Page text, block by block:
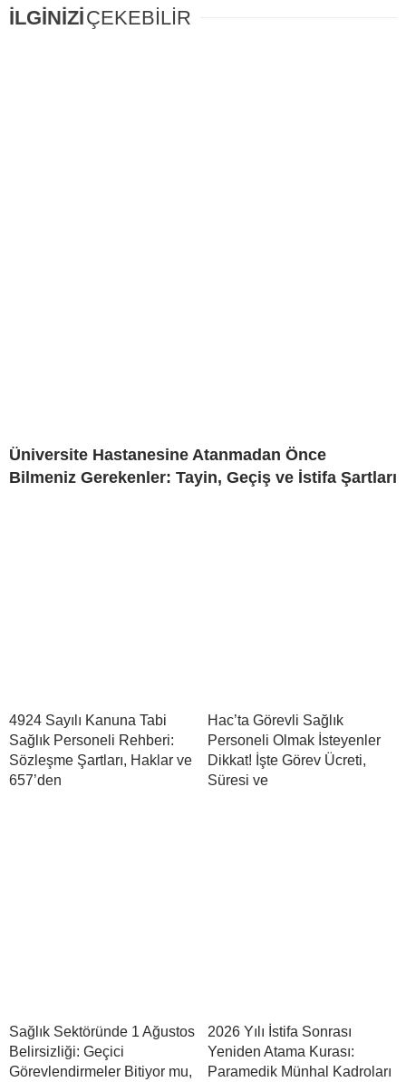
İLGİNİZİÇEKEBİLİR
Üniversite Hastanesine Atanmadan Önce
Bilmeniz Gerekenler: Tayin, Geçiş ve İstifa Şartları
4924 Sayılı Kanuna Tabi
Sağlık Personeli Rehberi:
Sözleşme Şartları, Haklar ve
657’den
Hac’ta Görevli Sağlık
Personeli Olmak İsteyenler
Dikkat! İşte Görev Ücreti,
Süresi ve
Sağlık Sektöründe 1 Ağustos
Belirsizliği: Geçici
Görevlendirmeler Bitiyor mu,
2026 Yılı İstifa Sonrası
Yeniden Atama Kurası:
Paramedik Münhal Kadroları